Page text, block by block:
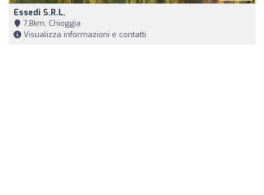
Essedi S.r.l.
7,8km, Chioggia
Visualizza informazioni e contatti